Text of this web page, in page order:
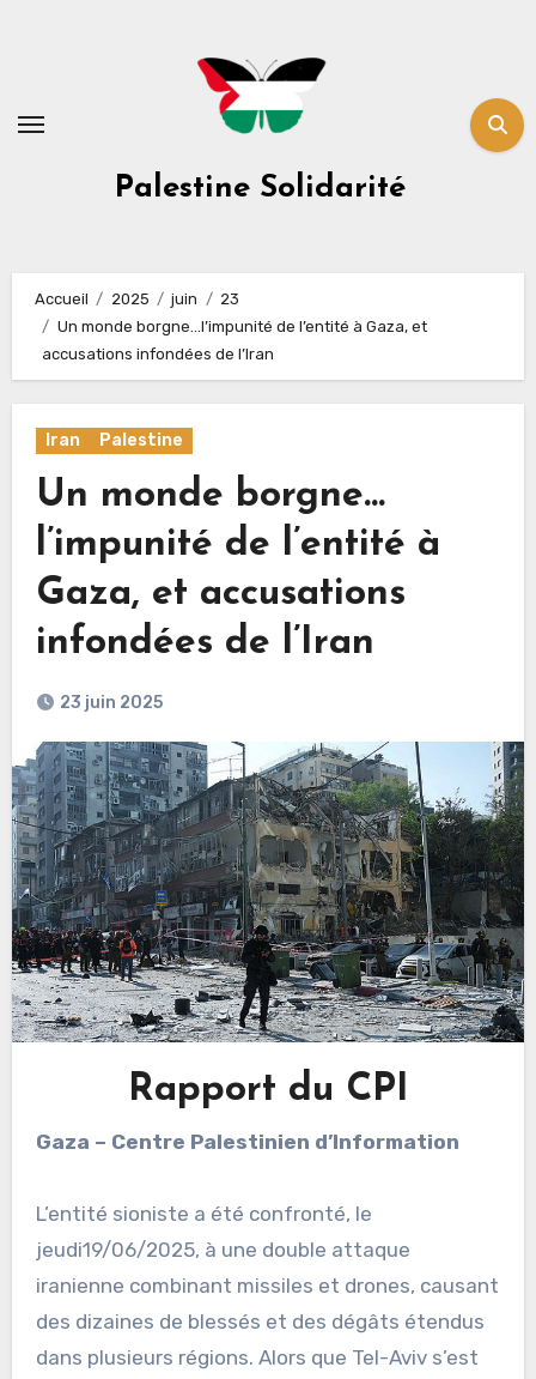
Palestine Solidarité
Accueil 2025 juin
23
Un monde borgne…l’impunité de l’entité à Gaza, et
accusations infondées de l’Iran
Iran Palestine
Un monde borgne…
l’impunité de l’entité à
Gaza, et accusations
infondées de l’Iran
23 juin 2025
Rapport du CPI
Gaza – Centre Palestinien d’Information
L’entité sioniste a été confronté, le
jeudi19/06/2025, à une double attaque
iranienne combinant missiles et drones, causant
des dizaines de blessés et des dégâts étendus
dans plusieurs régions. Alors que Tel-Aviv s’est